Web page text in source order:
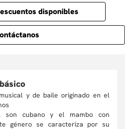
disponibles
y de baile originado en el
son cubano y el mambo con
género se caracteriza por su